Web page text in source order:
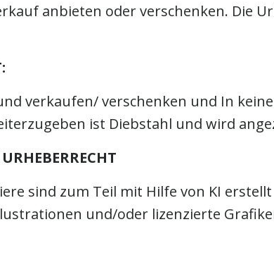
anbieten oder verschenken. Die
verkaufen/ verschenken und In
ist Diebstahl und wird
sind zum Teil mit Hilfe von KI
und/oder lizenzierte